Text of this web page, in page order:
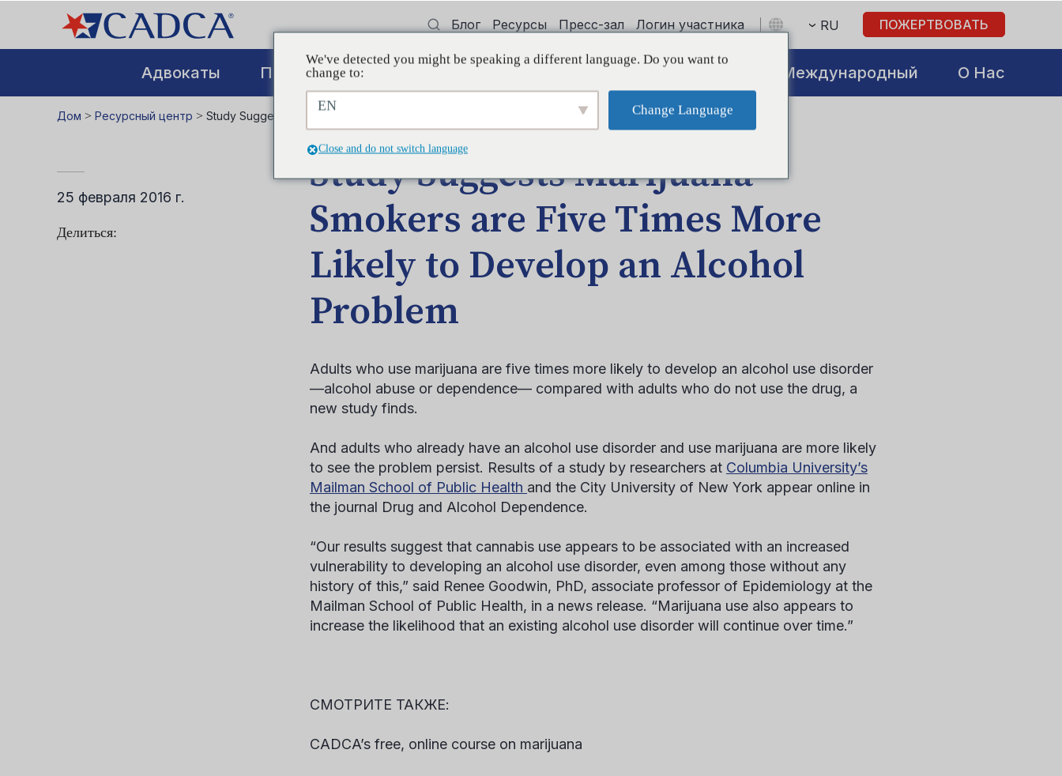
Блог Ресурсы Пресс-зал Логин участника RU ПОЖЕРТВОВАТЬ
Адвокаты Повышение квалификации Поддерживать Международный О Нас
Дом > Ресурсный центр > Study Suggests Marijuana Smokers are Five Times More Likely to Develop an Alcohol Problem
25 февраля 2016 г.
Делиться:
Study Suggests Marijuana
Smokers are Five Times More
Likely to Develop an Alcohol
Problem
Adults who use marijuana are five times more likely to develop an alcohol use disorder
—alcohol abuse or dependence— compared with adults who do not use the drug, a
new study finds.
And adults who already have an alcohol use disorder and use marijuana are more likely
to see the problem persist. Results of a study by researchers at Columbia University’s
Mailman School of Public Health and the City University of New York appear online in
the journal Drug and Alcohol Dependence.
“Our results suggest that cannabis use appears to be associated with an increased
vulnerability to developing an alcohol use disorder, even among those without any
history of this,” said Renee Goodwin, PhD, associate professor of Epidemiology at the
Mailman School of Public Health, in a news release. “Marijuana use also appears to
increase the likelihood that an existing alcohol use disorder will continue over time.”
СМОТРИТЕ ТАКЖЕ:
CADCA’s free, online course on marijuana
We've detected you might be speaking a different language. Do you want to
change to:
EN Change Language
Close and do not switch language